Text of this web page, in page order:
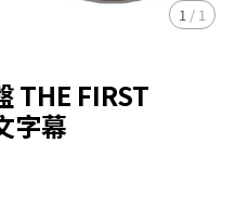
1 / 1
THE FIRST
字幕